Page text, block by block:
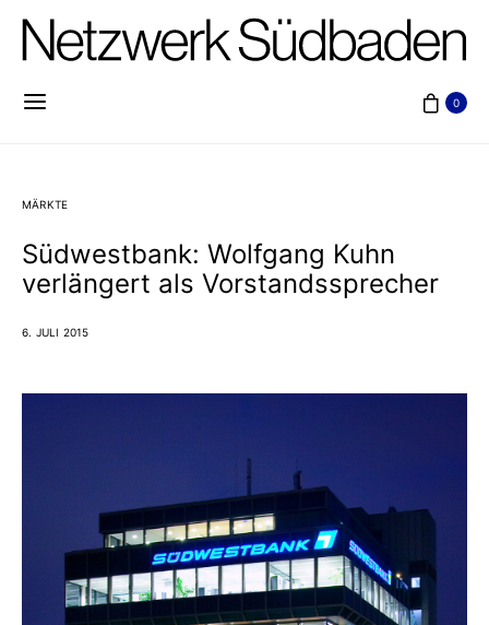
0
MÄRKTE
Südwestbank: Wolfgang Kuhn
verlängert als Vorstandssprecher
6. JULI 2015